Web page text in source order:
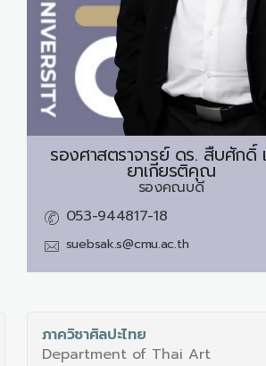
รองศาสตราจารย์ ดร. สืบศักดิ์
ยาเกียรติคุณ
รองคณบดี
053-944817-18
suebsak.s@cmu.ac.th
ภาควิชาศิลปะไทย
Department of Thai Art